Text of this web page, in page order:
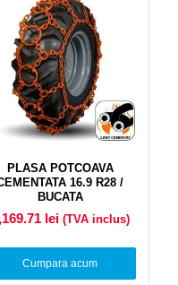
PLASA POTCOAVA
16.9 R28 /
BUCATA
lei (TVA inclus)
Cumpara acum